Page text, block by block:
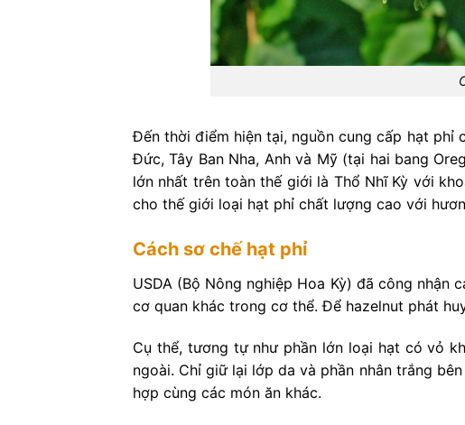
Đến thời điểm hiện tại, nguồn cung cấp hạt phỉ
Đức, Tây Ban Nha, Anh và Mỹ (tại hai bang
lớn nhất trên toàn thế giới là Thổ Nhĩ Kỳ với
cho thế giới loại hạt phỉ chất lượng cao với
Cách sơ chế hạt phỉ
USDA (Bộ Nông nghiệp Hoa Kỳ) đã công
cơ quan khác trong cơ thể. Để hazelnut phát
Cụ thể, tương tự như phần lớn loại hạt có vỏ
ngoài. Chỉ giữ lại lớp da và phần nhân trắng
hợp cùng các món ăn khác.